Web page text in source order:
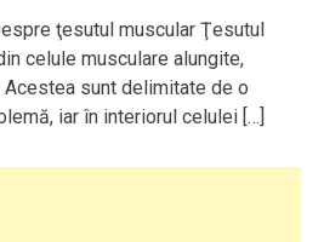
ţesutul muscular Ţesutul
celule musculare alungite,
sunt delimitate de o
iar în interiorul celulei […]